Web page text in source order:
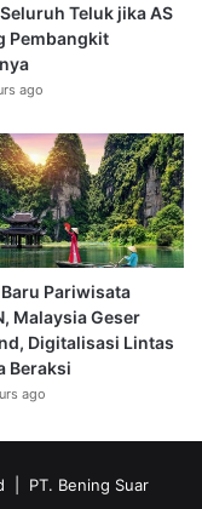
Teluk jika AS
Pembangkit
ago
Pariwisata
Malaysia Geser
Digitalisasi Lintas
Beraksi
ago
| PT. Bening Suar